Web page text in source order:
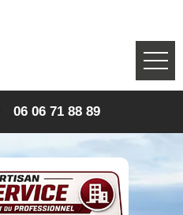
06 06 71 88 89